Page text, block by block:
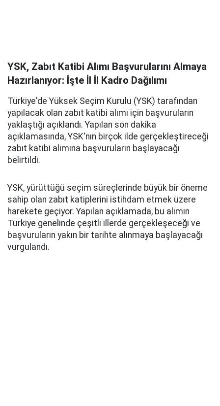
YSK, Zabıt Katibi Alımı Başvurularını Almaya
Hazırlanıyor: İşte İl İl Kadro Dağılımı
Türkiye'de Yüksek Seçim Kurulu (YSK) tarafından
yapılacak olan zabıt katibi alımı için başvuruların
yaklaştığı açıklandı. Yapılan son dakika
açıklamasında, YSK'nın birçok ilde gerçekleştireceği
zabıt katibi alımına başvuruların başlayacağı
belirtildi.
YSK, yürüttüğü seçim süreçlerinde büyük bir öneme
sahip olan zabıt katiplerini istihdam etmek üzere
harekete geçiyor. Yapılan açıklamada, bu alımın
Türkiye genelinde çeşitli illerde gerçekleşeceği ve
başvuruların yakın bir tarihte alınmaya başlayacağı
vurgulandı.